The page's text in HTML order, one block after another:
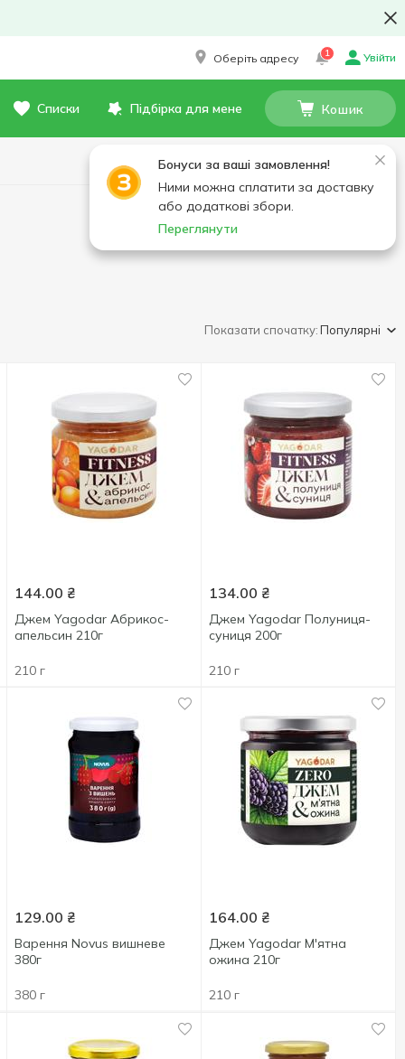
Оберіть адресу 1 Увійти
Списки Підбірка для мене Кошик
Бонуси за ваші замовлення!
Ними можна сплатити за доставку
або додаткові збори.
Переглянути
Показати спочатку:Популярні
144.00 ₴
Джем Yagodar Абрикос-
апельсин 210г
210 г
134.00 ₴
Джем Yagodar Полуниця-
суниця 200г
210 г
129.00 ₴
Варення Novus вишневе
380г
380 г
164.00 ₴
Джем Yagodar М'ятна
ожина 210г
210 г